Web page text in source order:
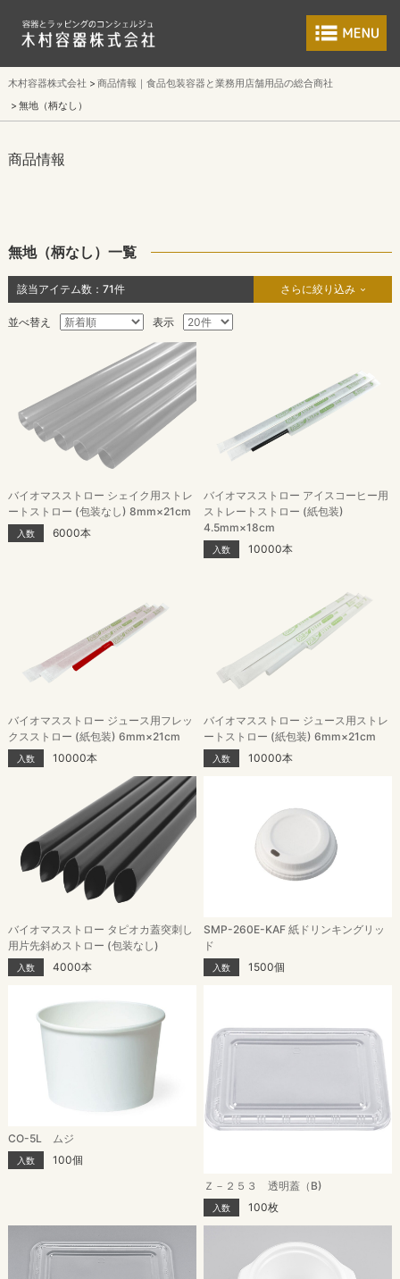
食品包装容器と
木村容器株式会社
商品情報｜食品包装容器と業務用店舗用品の総合商社
無地（柄なし）
商品情報
無地（柄なし）一覧
該当アイテム数： 71件 さらに絞り込み
並べ替え 表示
バイオマスストロー シェイク用ストレ
ートストロー (包装なし) 8mm×21cm
入数 6000本
バイオマスストロー アイスコーヒー用
ストレートストロー (紙包装)
4.5mm×18cm
入数 10000本
バイオマスストロー ジュース用フレッ
クスストロー (紙包装) 6mm×21cm
入数 10000本
バイオマスストロー ジュース用ストレ
ートストロー (紙包装) 6mm×21cm
入数 10000本
バイオマスストロー タピオカ蓋突刺し
用片先斜めストロー (包装なし)
入数 4000本
SMP-260E-KAF 紙ドリンキングリッ
ド
入数 1500個
CO-5L ムジ
入数
100個
Ｚ－２５３ 透明蓋（B)
入数 100枚